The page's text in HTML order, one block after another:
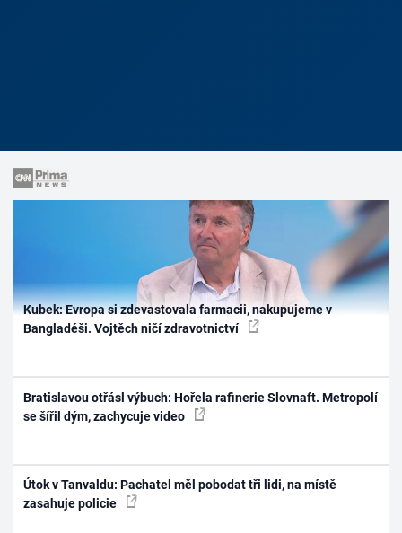
Kubek: Evropa si zdevastovala farmacii, nakupujeme v
Bangladéši. Vojtěch ničí zdravotnictví
Bratislavou otřásl výbuch: Hořela rafinerie Slovnaft. Metropolí
se šířil dým, zachycuje video
Útok v Tanvaldu: Pachatel měl pobodat tři lidi, na místě
zasahuje policie